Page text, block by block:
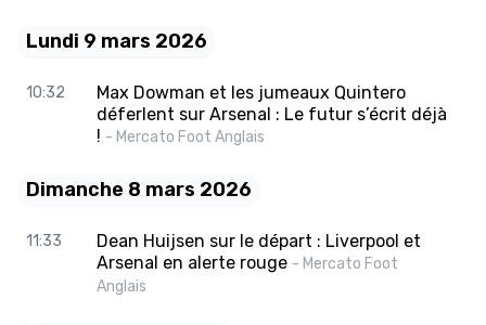
Lundi 9 mars 2026
10:32
Max Dowman et les jumeaux Quintero
déferlent sur Arsenal : Le futur s’écrit déjà
! - Mercato Foot Anglais
Dimanche 8 mars 2026
11:33
Dean Huijsen sur le départ : Liverpool et
Arsenal en alerte rouge - Mercato Foot
Anglais